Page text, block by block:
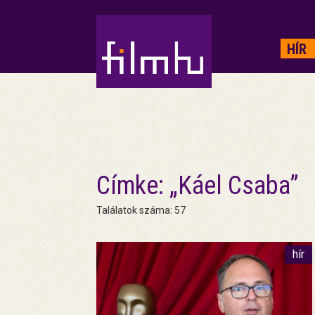
HÍR
Címke: „Káel Csaba”
Találatok száma: 57
hír